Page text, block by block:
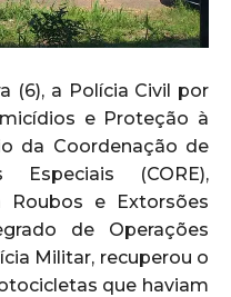
(6), a Polícia Civil por
e Proteção à
da Coordenação de
(CORE),
e Extorsões
de Operações
Militar, recuperou o
que haviam